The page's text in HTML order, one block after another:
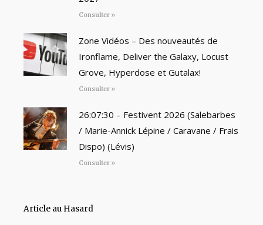
Consulter »
Zone Vidéos – Des nouveautés de
Ironflame, Deliver the Galaxy, Locust
Grove, Hyperdose et Gutalax!
Consulter »
26:07:30 – Festivent 2026 (Salebarbes
/ Marie-Annick Lépine / Caravane / Frais
Dispo) (Lévis)
Consulter »
Article au Hasard